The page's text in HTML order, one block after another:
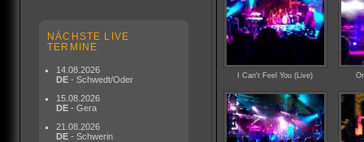
NÄCHSTE LIVE
TERMINE
14.08.2026
DE - Schwedt/Oder
15.08.2026
DE - Gera
21.08.2026
DE - Schwerin
I Can't Feel You (Live)